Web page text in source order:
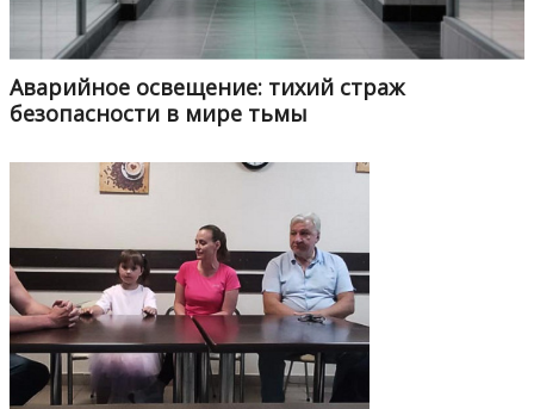
Аварийное освещение: тихий страж
безопасности в мире тьмы